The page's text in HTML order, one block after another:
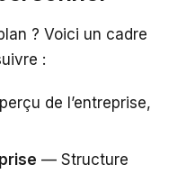
? Voici un cadre
:
de l’entreprise,
— Structure